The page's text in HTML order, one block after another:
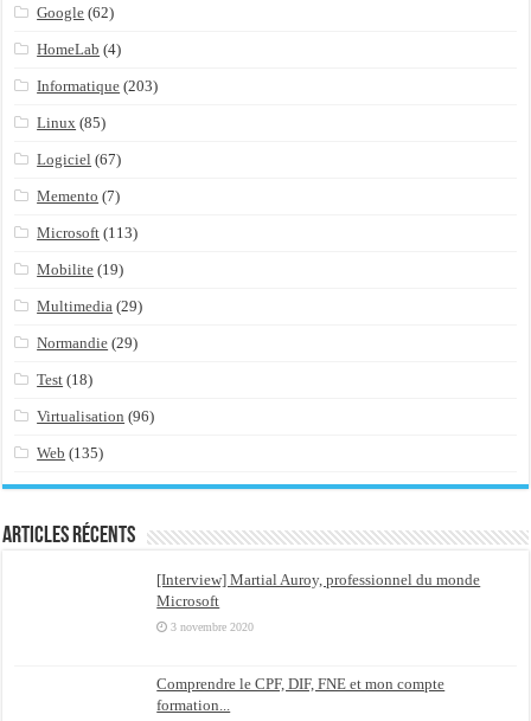
Google (62)
HomeLab (4)
Informatique (203)
Linux (85)
Logiciel (67)
Memento (7)
Microsoft (113)
Mobilite (19)
Multimedia (29)
Normandie (29)
Test (18)
Virtualisation (96)
Web (135)
Articles récents
[Interview] Martial Auroy, professionnel du monde
Microsoft
3 novembre 2020
Comprendre le CPF, DIF, FNE et mon compte
formation...